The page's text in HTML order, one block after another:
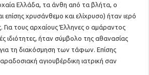
Ελλάδα, τα άνθη από τα βλήτα, ο
επίσης χρυσάνθεμο και ελίχρυσο) ήταν ιερό
Για τους αρχαίους Έλληνες ο αμάραντος
ιδιότητες, ήταν σύμβολο της αθανασίας
τη διακόσμηση των τάφων. Επίσης
αγιουβέρδικη ιατρική σαν